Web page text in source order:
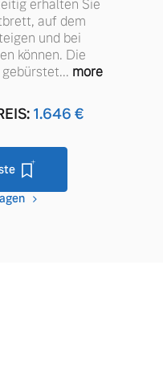
Sie unsere
erhalten Sie
auf dem
und bei
können. Die
... more
1.646 €